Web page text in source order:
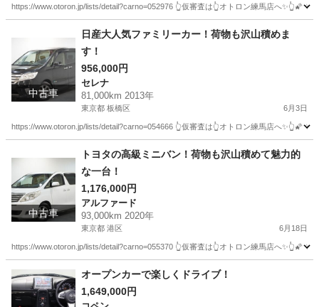
https://www.otoron.jp/lists/detail?carno=052976 👆仮審査は👆オトロン練馬店へ✨👆🌠
オデッセイ 電話番号
中古車
日産大人気ファミリーカー！荷物も沢山積めま
す！
956,000円
セレナ
81,000km 2013年
東京都 板橋区 6月3日
https://www.otoron.jp/lists/detail?carno=054666 👆仮審査は👆オトロン練馬店へ✨👆🌠
セレナ カー
中古車
トヨタの高級ミニバン！荷物も沢山積めて魅力的
な一台！
1,176,000円
アルファード
93,000km 2020年
東京都 港区 6月18日
https://www.otoron.jp/lists/detail?carno=055370 👆仮審査は👆オトロン練馬店へ✨👆🌠
東京 アルファード オトロン
オープンカーで楽しくドライブ！
1,649,000円